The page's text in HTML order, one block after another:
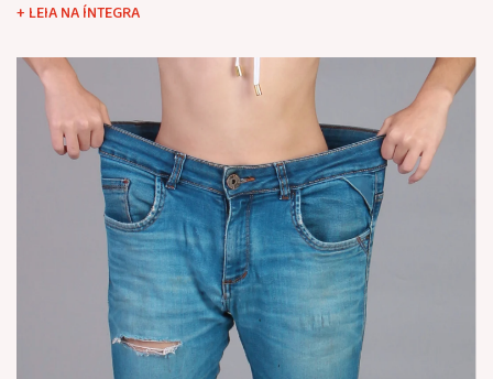
+ LEIA NA ÍNTEGRA